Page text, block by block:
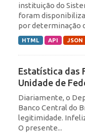
instituição do
foram
por determinação
HTML API JSON
Estatística das
Unidade de
Diariamente, o
Banco Central do
legitimidade.
O presente...